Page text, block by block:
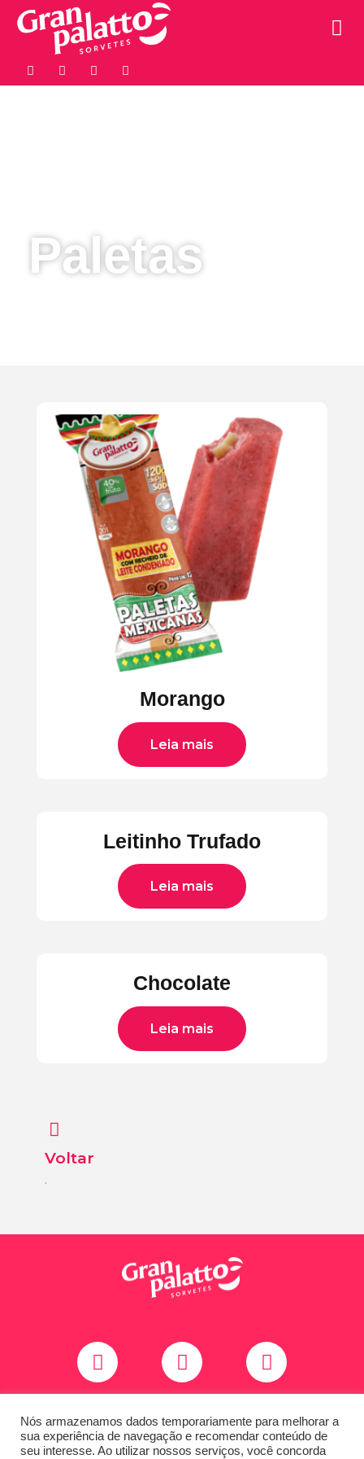
Paletas
Voltar
.
Morango
Leia mais
Leitinho Trufado
Leia mais
Chocolate
Leia mais
Granpalatto
Site by Agência Creative
Nós armazenamos dados temporariamente para melhorar a
sua experiência de navegação e recomendar conteúdo de
seu interesse. Ao utilizar nossos serviços, você concorda